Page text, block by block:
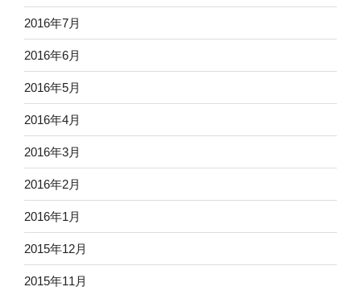
2016年7月
2016年6月
2016年5月
2016年4月
2016年3月
2016年2月
2016年1月
2015年12月
2015年11月